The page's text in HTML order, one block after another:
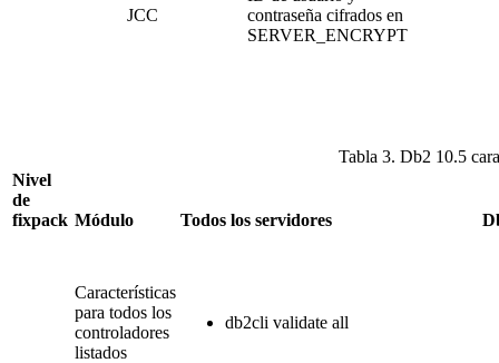
JCC
contraseña cifrados en
SERVER_ENCRYPT
Tabla 3. Db2 10.5
Nivel
de
fixpack Módulo Todos los servidores
Características
para todos los
controladores
listados
db2cli validate all